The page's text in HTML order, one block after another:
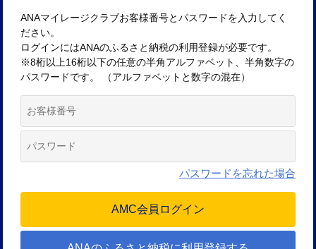
ANAマイレージクラブお客様番号とパスワードを入力してく
ださい。
ログインにはANAのふるさと納税の利用登録が必要です。
※8桁以上16桁以下の任意の半角アルファベット、半角数字の
パスワードです。 （アルファベットと数字の混在）
パスワードを忘れた場合